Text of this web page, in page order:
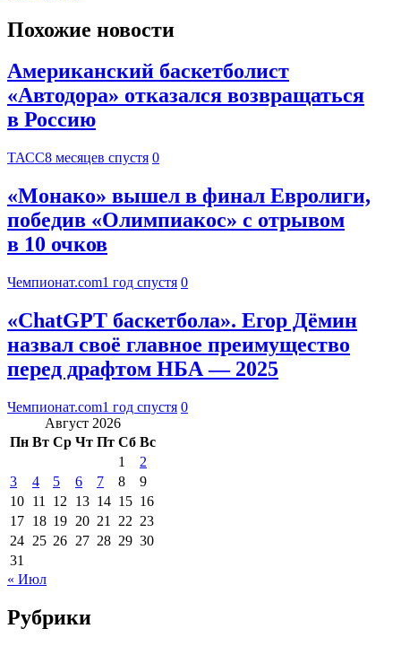
Похожие новости
Американский баскетболист
«Автодора» отказался возвращаться
в Россию
ТАСС8 месяцев спустя 0
«Монако» вышел в финал Евролиги,
победив «Олимпиакос» с отрывом
в 10 очков
Чемпионат.com1 год спустя 0
«ChatGPT баскетбола». Егор Дёмин
назвал своё главное преимущество
перед драфтом НБА — 2025
Чемпионат.com1 год спустя 0
Август 2026
Пн Вт Ср Чт Пт Сб Вс
1
2
3
4 5 6 7 8
9
10 11 12 13 14 15 16
17 18 19 20 21 22 23
24 25 26 27 28 29 30
31
« Июл
Рубрики